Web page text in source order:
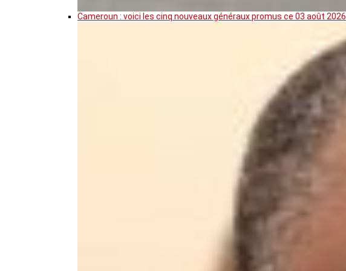
Cameroun : voici les cinq nouveaux généraux promus ce 03 août 2026